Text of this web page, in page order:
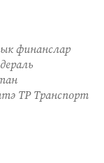
финанслар
ТР Транспорт